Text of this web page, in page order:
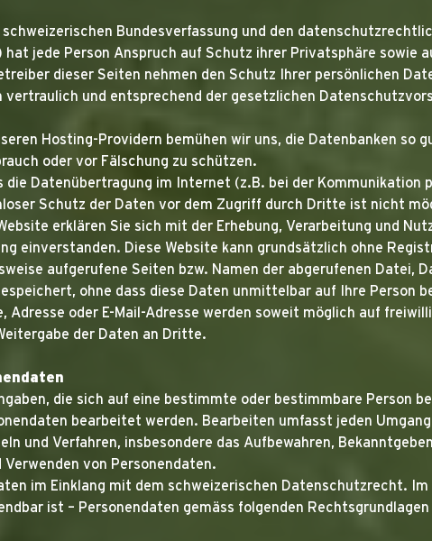
Bundesverfassung und den
hat jede Person Anspruch auf Schutz ihrer Privatsphäre sowie
dieser Seiten nehmen den Schutz Ihrer persönlichen
vertraulich und entsprechend der gesetzlichen
Hosting-Providern bemühen wir uns, die Datenbanken so
oder vor Fälschung zu schützen.
die Datenübertragung im Internet (z.B. bei der Kommunikation
Schutz der Daten vor dem Zugriff durch Dritte ist nicht
erklären Sie sich mit der Erhebung, Verarbeitung und
einverstanden. Diese Website kann grundsätzlich ohne
aufgerufene Seiten bzw. Namen der abgerufenen Datei,
ohne dass diese Daten unmittelbar auf Ihre Person
Adresse oder E-Mail-Adresse werden soweit möglich auf
der Daten an Dritte.
die sich auf eine bestimmte oder bestimmbare Person
bearbeitet werden. Bearbeiten umfasst jeden
und Verfahren, insbesondere das Aufbewahren,
von Personendaten.
im Einklang mit dem schweizerischen Datenschutzrecht.
ist – Personendaten gemäss folgenden